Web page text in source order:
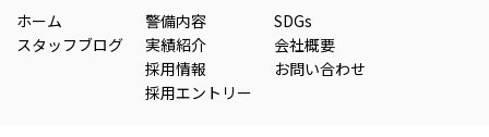
ホーム
スタッフブログ
警備内容
実績紹介
採用情報
採用エントリー
SDGs
会社概要
お問い合わせ